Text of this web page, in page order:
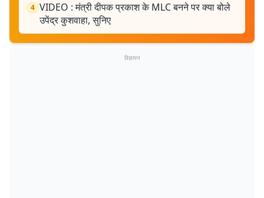
4 VIDEO : मंत्री दीपक प्रकाश के MLC बनने पर क्या बोले
उपेंद्र कुशवाहा, सुनिए
विज्ञापन